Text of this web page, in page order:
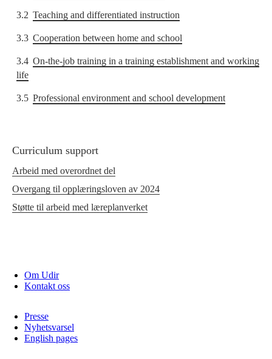
3.2 Teaching and differentiated instruction
3.3 Cooperation between home and school
3.4 On-the-job training in a training establishment and working
life
3.5 Professional environment and school development
Curriculum support
Arbeid med overordnet del
Overgang til opplæringsloven av 2024
Støtte til arbeid med læreplanverket
Om Udir
Kontakt oss
Presse
Nyhetsvarsel
English pages